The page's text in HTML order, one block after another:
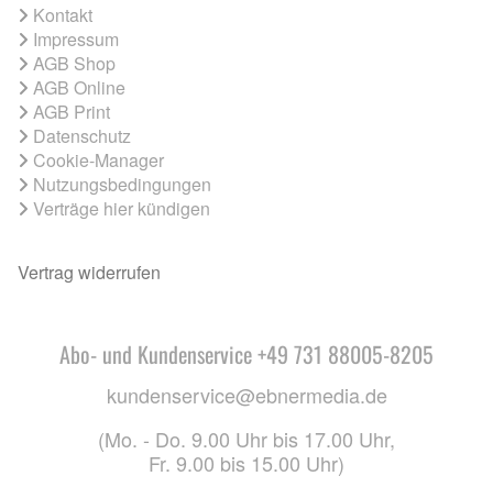
Kontakt
Impressum
AGB Shop
AGB Online
AGB Print
Datenschutz
Cookie-Manager
Nutzungsbedingungen
Verträge hier kündigen
Vertrag widerrufen
Abo- und Kundenservice +49 731 88005-8205
kundenservice@ebnermedia.de
(Mo. - Do. 9.00 Uhr bis 17.00 Uhr,
Fr. 9.00 bis 15.00 Uhr)